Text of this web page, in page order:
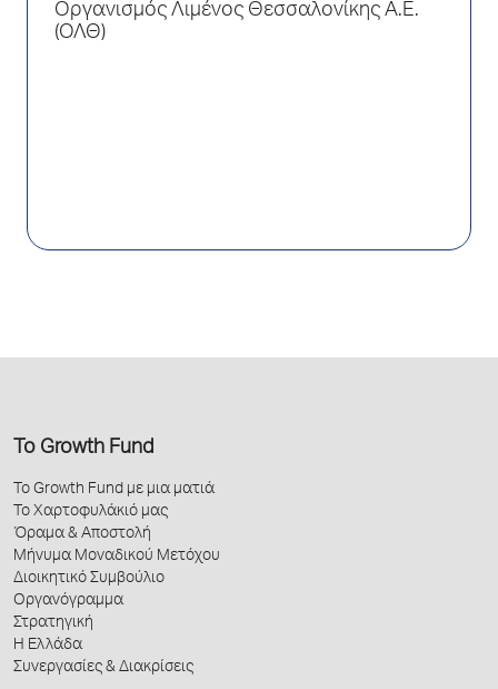
Οργανισμός Λιμένος Θεσσαλονίκης Α.Ε.
(ΟΛΘ)
Το Growth Fund
Το Growth Fund με μια ματιά
Το Χαρτοφυλάκιό μας
Όραμα & Αποστολή
Μήνυμα Μοναδικού Μετόχου
Διοικητικό Συμβούλιο
Οργανόγραμμα
Στρατηγική
Η Ελλάδα
Συνεργασίες & Διακρίσεις